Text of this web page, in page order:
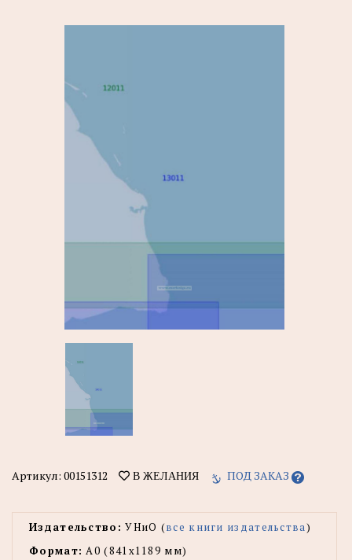
Артикул: 00151312 В ЖЕЛАНИЯ ПОД ЗАКАЗ
Издательство: УНиО (все книги издательства)
Формат: А0 (841x1189 мм)